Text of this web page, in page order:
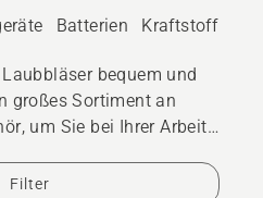
Batterien Kraftstoff und
bequem und
großes Sortiment an
um Sie bei Ihrer Arbeit
Filter